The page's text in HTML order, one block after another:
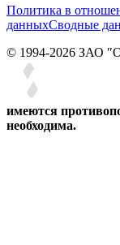
Политика в
данныхСводные
© 1994-2026 ЗАО
имеются
необходима.